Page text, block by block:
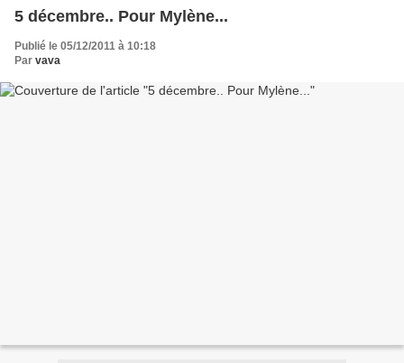
5 décembre.. Pour Mylène...
Publié le 05/12/2011 à 10:18
Par vava